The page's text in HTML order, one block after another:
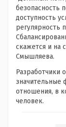
безопасность
доступность
регулярность
скажется и на
Смышляева.
Разработчики
значительные
отношения, в
человек.